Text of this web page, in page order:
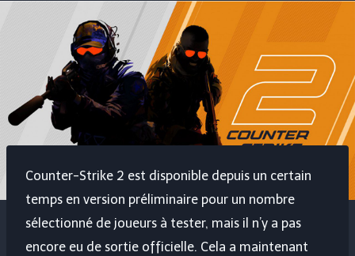
Counter-Strike 2 est disponible depuis un certain
temps en version préliminaire pour un nombre
sélectionné de joueurs à tester, mais il n’y a pas
encore eu de sortie officielle. Cela a maintenant